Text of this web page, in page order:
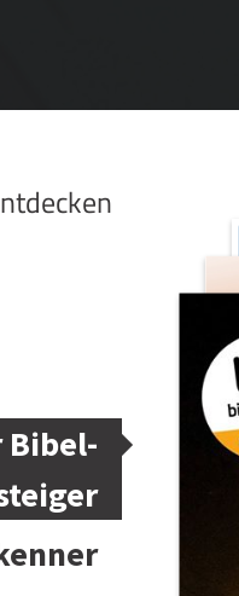
Bibel-